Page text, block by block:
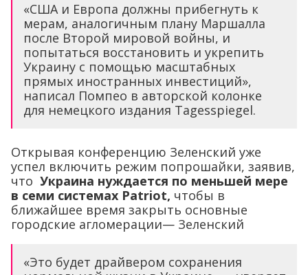
«США и Европа должны прибегнуть к
мерам, аналогичным плану Маршалла
после Второй мировой войны, и
попытаться восстановить и укрепить
Украину с помощью масштабных
прямых иностранных инвестиций»,
написал Помпео в авторской колонке
для немецкого издания Tagesspiegel.
Открывая конференцию Зеленский уже
успел включить режим попрошайки, заявив,
что Украина нуждается по меньшей мере
в семи системах Patriot, чтобы в
ближайшее время закрыть основные
городские агломерации— Зеленский
«Это будет драйвером сохранения